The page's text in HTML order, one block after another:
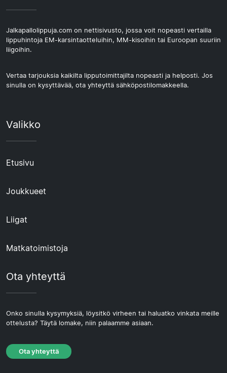
Jalkapallolippuja.com on nettisivusto, jossa voit nopeasti vertailla
lippuhintoja EM-karsintaotteluihin, MM-kisoihin tai Euroopan suuriin
liigoihin.
Vertaa tarjouksia kaikilta lipputoimittajilta nopeasti ja helposti. Jos
sinulla on kysyttävää, ota yhteyttä sähköpostilomakkeella.
Valikko
Etusivu
Joukkueet
Liigat
Matkatoimistoja
Ota yhteyttä
Onko sinulla kysymyksiä, löysitkö virheen tai haluatko vinkata meille
ottelusta? Täytä lomake, niin palaamme asiaan.
Ota yhteyttä